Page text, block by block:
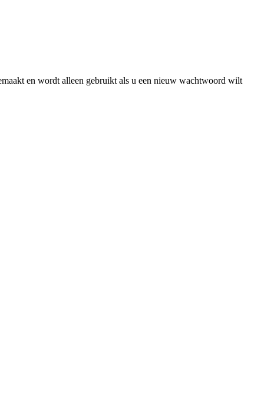
en wordt alleen gebruikt als u een nieuw wachtwoord wilt